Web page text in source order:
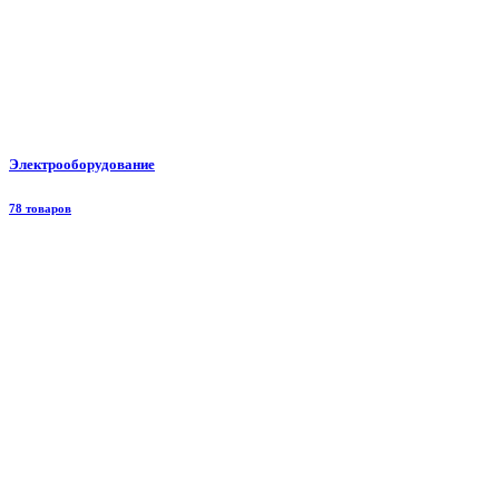
Электрооборудование
78 товаров